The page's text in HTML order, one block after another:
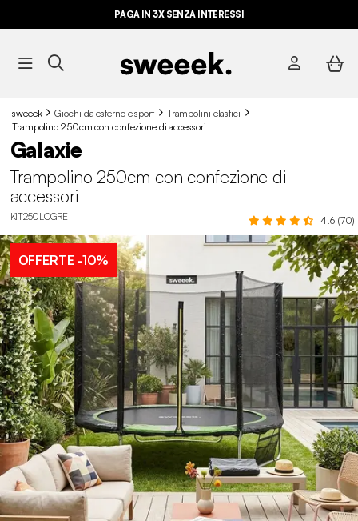
PAGA IN 3X SENZA INTERESSI
sweeek Giochi da esterno e sport
Trampolini elastici
Trampolino 250cm con confezione di accessori
Galaxie
Trampolino 250cm con confezione di
accessori
KIT250LCGRE 4.6 (70)
OFFERTE-10%